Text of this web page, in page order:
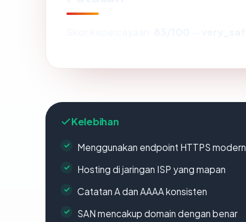
Kelebihan
Menggunakan endpoint HTTPS modern
Hosting di jaringan ISP yang mapan
Catatan A dan AAAA konsisten
SAN mencakup domain dengan benar